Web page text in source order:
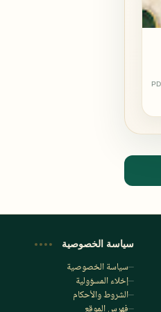
اشترك
اشترك في سياسة الخصوصية
سياسة الخصوصية
إخلاء المسؤولية
الشروط والأحكام